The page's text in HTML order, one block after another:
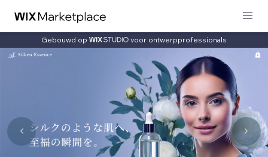
Gebouwd op voor ontwerpprofessionals